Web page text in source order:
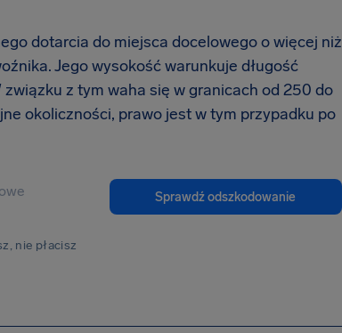
dotarcia do miejsca docelowego o więcej niż
Jego wysokość warunkuje długość
z tym waha się w granicach od 250 do
okoliczności, prawo jest w tym przypadku po
Sprawdź odszkodowanie
nie płacisz